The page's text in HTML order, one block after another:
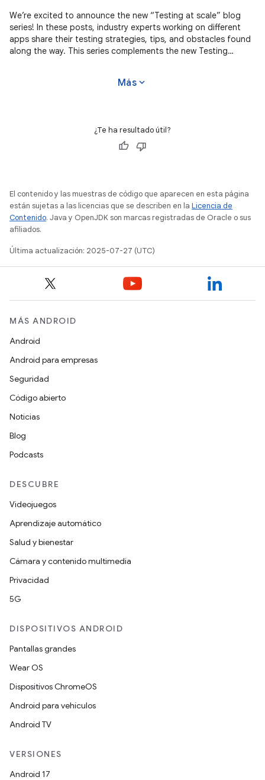
We’re excited to announce the new “Testing at scale” blog
series! In these posts, industry experts working on different
apps share their testing strategies, tips, and obstacles found
along the way. This series complements the new Testing
Más expand_more
¿Te ha resultado útil?
El contenido y las muestras de código que aparecen en esta página
están sujetas a las licencias que se describen en la Licencia de
Contenido. Java y OpenJDK son marcas registradas de Oracle o sus
afiliados.
Última actualización: 2025-07-27 (UTC)
MÁS ANDROID
Android
Android para empresas
Seguridad
Código abierto
Noticias
Blog
Podcasts
DESCUBRE
Videojuegos
Aprendizaje automático
Salud y bienestar
Cámara y contenido multimedia
Privacidad
5G
DISPOSITIVOS ANDROID
Pantallas grandes
Wear OS
Dispositivos ChromeOS
Android para vehículos
Android TV
VERSIONES
Android 17